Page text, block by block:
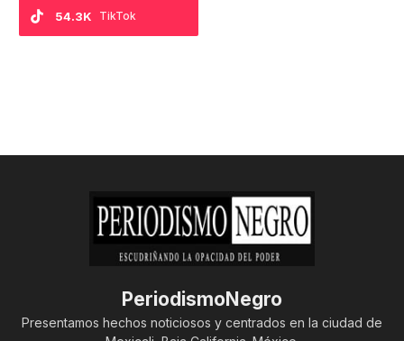
TikTok
54.3K
PeriodismoNegro
Presentamos hechos noticiosos y centrados en la ciudad de